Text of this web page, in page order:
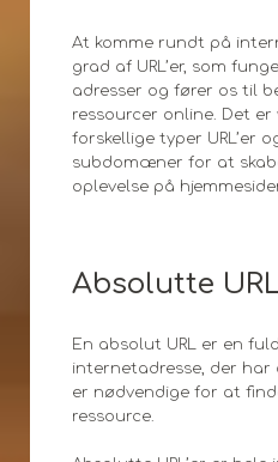
At komme rundt på
grad af URL’er, som
adresser og fører os til
ressourcer online. Det
forskellige typer URL’er
subdomæner for at
oplevelse på
Absolutte
En absolut URL er en
internetadresse, der har
er nødvendige for at
ressource.